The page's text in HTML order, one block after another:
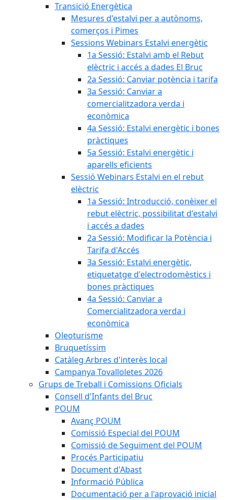
Transició Energètica
Mesures d'estalvi per a autònoms,
comerços i Pimes
Sessions Webinars Estalvi energètic
1a Sessió: Estalvi amb el Rebut
elèctric i accés a dades El Bruc
2a Sessió: Canviar potència i tarifa
3a Sessió: Canviar a
comercialitzadora verda i
econòmica
4a Sessió: Estalvi energètic i bones
pràctiques
5a Sessió: Estalvi energètic i
aparells eficients
Sessió Webinars Estalvi en el rebut
elèctric
1a Sessió: Introducció, conèixer el
rebut elèctric, possibilitat d'estalvi
i accés a dades
2a Sessió: Modificar la Potència i
Tarifa d'Accés
3a Sessió: Estalvi energètic,
etiquetatge d'electrodomèstics i
bones pràctiques
4a Sessió: Canviar a
Comercialitzadora verda i
econòmica
Oleoturisme
Bruquetíssim
Catàleg Arbres d'interès local
Campanya Tovalloletes 2026
Grups de Treball i Comissions Oficials
Consell d'Infants del Bruc
POUM
Avanç POUM
Comissió Especial del POUM
Comissió de Seguiment del POUM
Procés Participatiu
Document d'Abast
Informació Pública
Documentació per a l'aprovació inicial